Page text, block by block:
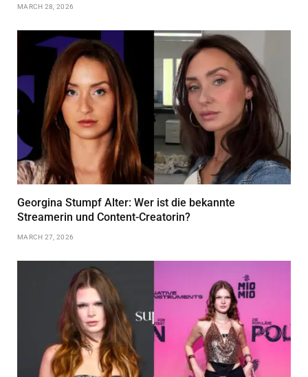
MARCH 28, 2026
Georgina Stumpf Alter: Wer ist die bekannte
Streamerin und Content-Creatorin?
MARCH 27, 2026